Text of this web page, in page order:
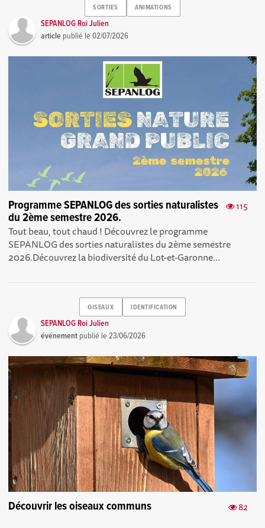
SORTIES ANIMATIONS
SEPANLOG Roi Julien
article publié le02/07/2026
115
Programme SEPANLOG des sorties naturalistes
du 2ème semestre 2026.
Tout beau, tout chaud ! Découvrez le programme
SEPANLOG des sorties naturalistes du 2ème semestre
2026.Découvrez la biodiversité du Lot-et-Garonne...
OISEAUX IDENTIFICATION
SEPANLOG Roi Julien
événement publié le23/06/2026
82
Découvrir les oiseaux communs